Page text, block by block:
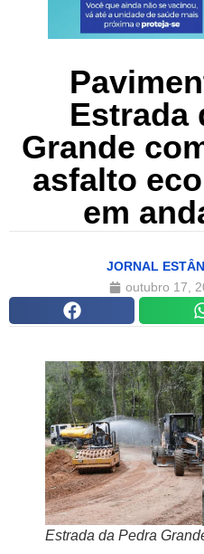
Estrada
Grande
asfalto
em
JORNAL
outubro 17,
Estrada da Pedra